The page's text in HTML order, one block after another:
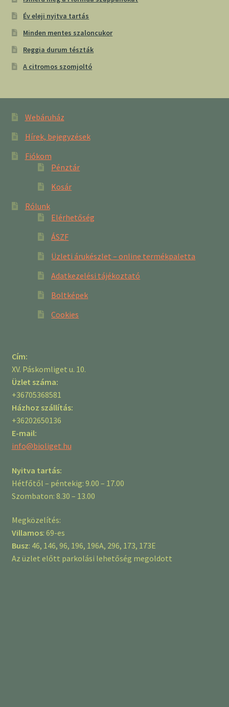
Év eleji nyitva tartás
Minden mentes szaloncukor
Reggia durum tészták
A citromos szomjoltó
Webáruház
Hírek, bejegyzések
Fiókom
Pénztár
Kosár
Rólunk
Elérhetőség
ÁSZF
Üzleti árukészlet – online termékpaletta
Adatkezelési tájékoztató
Boltképek
Cookies
Cím:
XV. Páskomliget u. 10.
Üzlet száma:
+36705368581
Házhoz szállítás:
+36202650136
E-mail:
info@bioliget.hu
Nyitva tartás:
Hétfőtől – péntekig: 9.00 – 17.00
Szombaton: 8.30 – 13.00
Megközelítés:
Villamos: 69-es
Busz: 46, 146, 96, 196, 196A, 296, 173, 173E
Az üzlet előtt parkolási lehetőség megoldott